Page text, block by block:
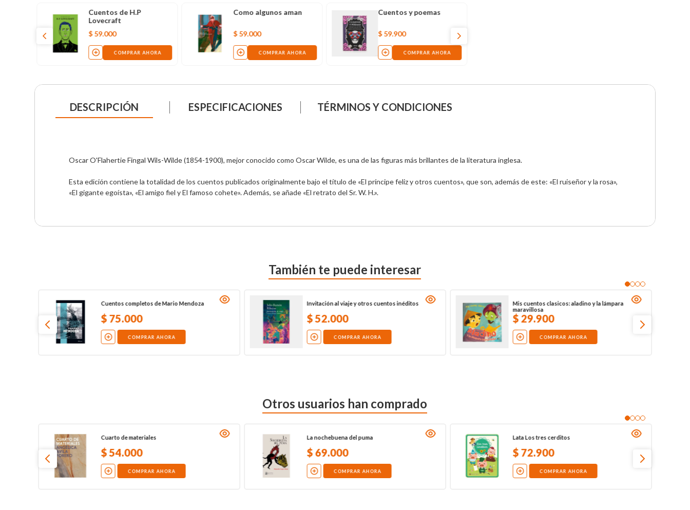
Cuentos de H.P
Lovecraft
$ 59.000
COMPRAR AHORA
Como algunos aman
$ 59.000
COMPRAR AHORA
Cuentos y poemas
$ 59.900
COMPRAR AHORA
DESCRIPCIÓN ESPECIFICACIONES TÉRMINOS Y CONDICIONES
Oscar O'Flahertie Fingal Wils-Wilde (1854-1900), mejor conocido como Oscar Wilde, es una de las figuras más brillantes de la literatura inglesa.
Esta edición contiene la totalidad de los cuentos publicados originalmente bajo el título de «El príncipe feliz y otros cuentos», que son, además de este: «El ruiseñor y la rosa»,
«El gigante egoísta», «El amigo fiel y El famoso cohete». Además, se añade «El retrato del Sr. W. H.».
También te puede interesar
Cuentos completos de Mario Mendoza
$75.000
COMPRAR AHORA
Invitación al viaje y otros cuentos inéditos
$52.000
COMPRAR AHORA
Mis cuentos clasicos: aladino y la lámpara
maravillosa
$29.900
COMPRAR AHORA
Otros usuarios han comprado
Cuarto de materiales
$54.000
COMPRAR AHORA
La nochebuena del puma
$69.000
COMPRAR AHORA
Lata Los tres cerditos
$72.900
COMPRAR AHORA